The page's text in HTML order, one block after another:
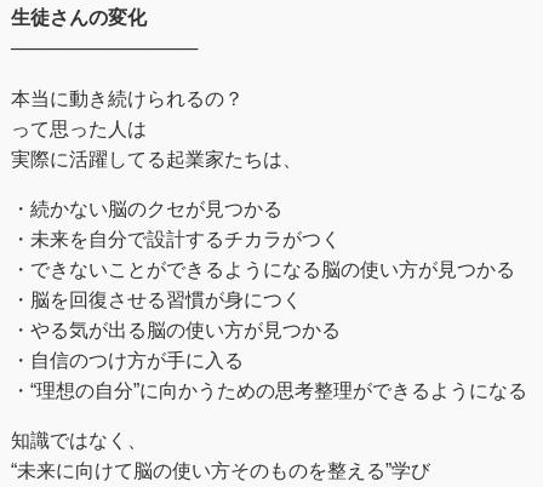
生徒さんの変化
──────────────
本当に動き続けられるの？
って思った人は
実際に活躍してる起業家たちは、
・続かない脳のクセが見つかる
・未来を自分で設計するチカラがつく
・できないことができるようになる脳の使い方が見つかる
・脳を回復させる習慣が身につく
・やる気が出る脳の使い方が見つかる
・自信のつけ方が手に入る
・“理想の自分”に向かうための思考整理ができるようになる
知識ではなく、
“未来に向けて脳の使い方そのものを整える”学び